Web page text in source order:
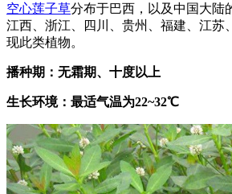
空心莲子草分布于巴西，以及中国大陆
江西、浙江、四川、贵州、福建、江苏
现此类植物。
播种期：无霜期、十度以上
生长环境：最适气温为22~32℃